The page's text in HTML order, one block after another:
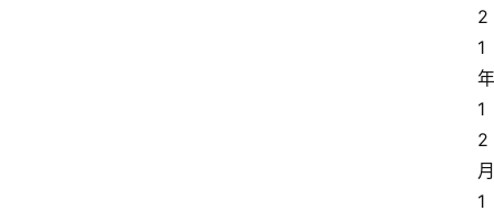
2
1
年
1
2
月
1